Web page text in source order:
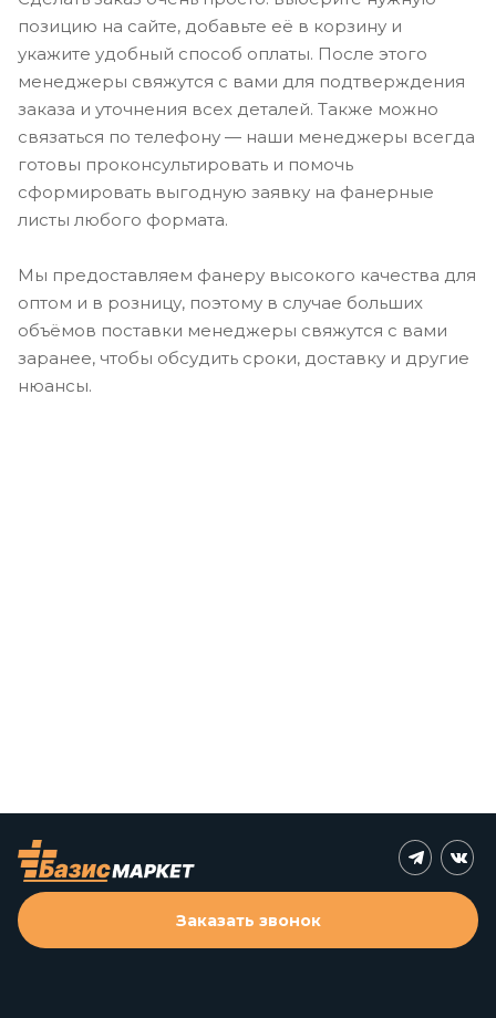
позицию на сайте, добавьте её в корзину и
укажите удобный способ оплаты. После этого
менеджеры свяжутся с вами для подтверждения
заказа и уточнения всех деталей. Также можно
связаться по телефону — наши менеджеры всегда
готовы проконсультировать и помочь
сформировать выгодную заявку на фанерные
листы любого формата.
Мы предоставляем фанеру высокого качества для
оптом и в розницу, поэтому в случае больших
объёмов поставки менеджеры свяжутся с вами
заранее, чтобы обсудить сроки, доставку и другие
нюансы.
Заказать звонок